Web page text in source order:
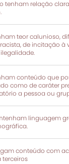
tenham relação
teor calunioso,
de incitação à
conteúdo que
como de caráter
a pessoa ou
linguagem
conteúdo com
terceiros